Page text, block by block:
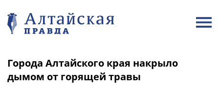
Города Алтайского края накрыло
дымом от горящей травы